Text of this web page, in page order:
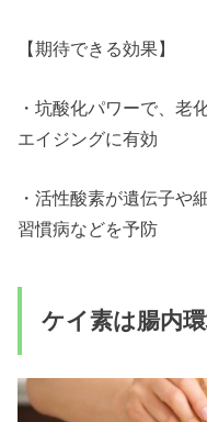
【期待できる効果】
・坑酸化パワーで、老
エイジングに有効
・活性酸素が遺伝子や
習慣病などを予防
ケイ素は腸内